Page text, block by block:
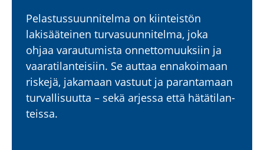
Pelas­tus­suun­ni­telma on kiinteistön
lakisää­teinen turva­suun­ni­telma, joka
ohjaa varau­tu­mista onnet­to­muuksiin ja
vaara­ti­lan­teisiin. Se auttaa ennakoimaan
riskejä, jakamaan vastuut ja paran­tamaan
turval­li­suutta – sekä arjessa että hätäti­lan­
teissa.